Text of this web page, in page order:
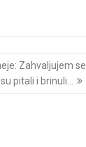
Zahvaljujem se
pitali i brinuli…